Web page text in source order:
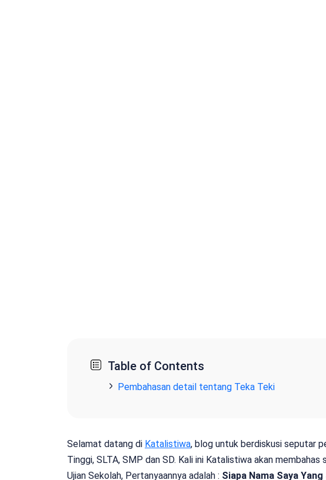
Table of Contents
Pembahasan detail tentang Teka Teki
Selamat datang di Katalistiwa, blog untuk berdiskusi seputar
Tinggi, SLTA, SMP dan SD. Kali ini Katalistiwa akan
Ujian Sekolah, Pertanyaannya adalah : Siapa Nama Saya